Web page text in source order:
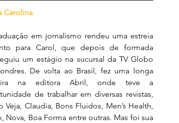
Carolina
em jornalismo rendeu uma estreia
para Carol, que depois de formada
um estágio na sucursal da TV Globo
De volta ao Brasil, fez uma longa
na editora Abril, onde teve a
de trabalhar em diversas revistas,
Veja, Claudia, Bons Fluidos, Men’s Health,
Nova, Boa Forma entre outras. Mas foi sua